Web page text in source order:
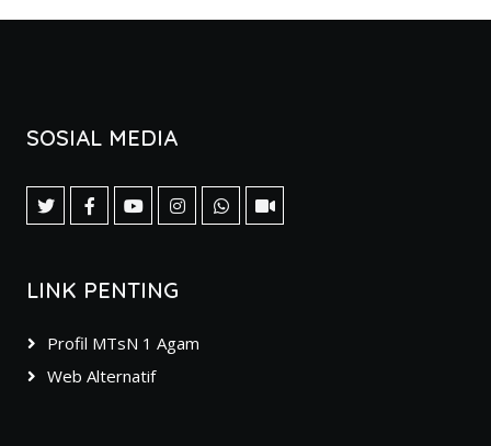
SOSIAL MEDIA
LINK PENTING
Profil MTsN 1 Agam
Web Alternatif